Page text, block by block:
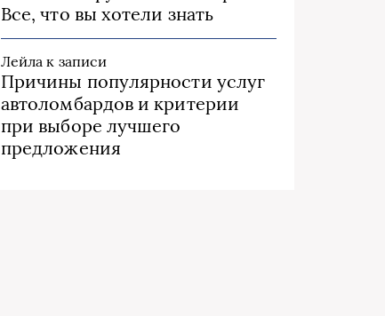
Все, что вы хотели знать
Лейла к записи
Причины популярности услуг
автоломбардов и критерии
при выборе лучшего
предложения